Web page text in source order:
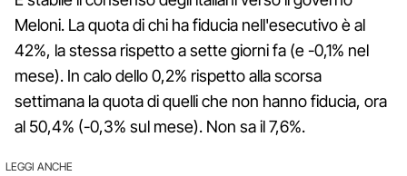
Meloni. La quota di chi ha fiducia nell'esecutivo è al
42%, la stessa rispetto a sette giorni fa (e -0,1% nel
mese). In calo dello 0,2% rispetto alla scorsa
settimana la quota di quelli che non hanno fiducia, ora
al 50,4% (-0,3% sul mese). Non sa il 7,6%.
LEGGI ANCHE